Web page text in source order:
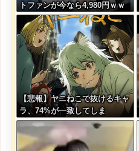
トファンが今なら4,980円ｗｗ
ｗｗｗｗ
【悲報】ヤニねこで抜けるキャ
ラ、74%が一致してしま
う・・・